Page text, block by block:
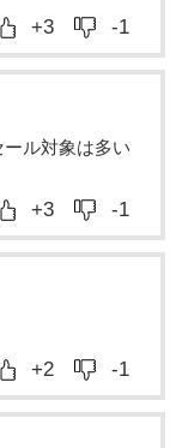
+3 -1
ル対象は多い
+3 -1
+2 -1